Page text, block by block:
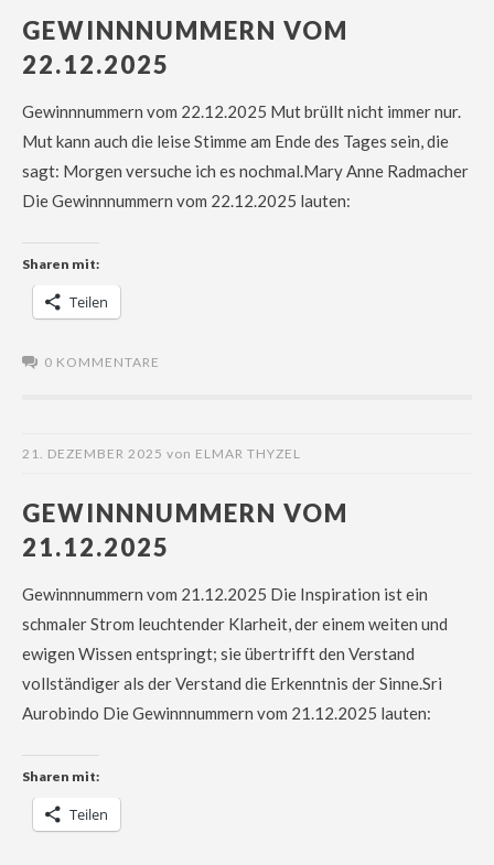
GEWINNNUMMERN VOM
22.12.2025
Gewinnnummern vom 22.12.2025 Mut brüllt nicht immer nur.
Mut kann auch die leise Stimme am Ende des Tages sein, die
sagt: Morgen versuche ich es nochmal.Mary Anne Radmacher
Die Gewinnnummern vom 22.12.2025 lauten:
Sharen mit:
Teilen
0 KOMMENTARE
21. DEZEMBER 2025 von ELMAR THYZEL
GEWINNNUMMERN VOM
21.12.2025
Gewinnnummern vom 21.12.2025 Die Inspiration ist ein
schmaler Strom leuchtender Klarheit, der einem weiten und
ewigen Wissen entspringt; sie übertrifft den Verstand
vollständiger als der Verstand die Erkenntnis der Sinne.Sri
Aurobindo Die Gewinnnummern vom 21.12.2025 lauten:
Sharen mit:
Teilen